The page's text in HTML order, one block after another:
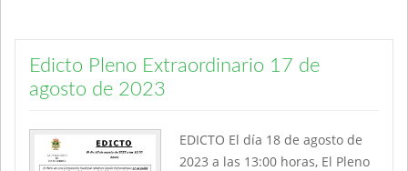
Edicto Pleno Extraordinario 17 de
agosto de 2023
EDICTO El día 18 de agosto de
2023 a las 13:00 horas, El Pleno